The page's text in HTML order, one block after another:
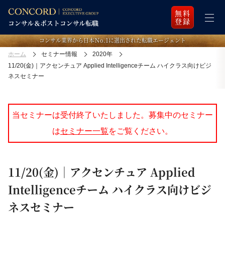
無料
登録
コンサル業界から日本Ｎo.1に選出された転職エージェント
ホーム セミナー情報
2020年
11/20(金)｜アクセンチュア Applied Intelligenceチーム ハイクラス向けビジ
ネスセミナー
当セミナーは受付終了いたしました。募集中のセミナー
はセミナー一覧をご覧ください。
11/20(金)｜アクセンチュア Applied
Intelligenceチーム ハイクラス向けビジ
ネスセミナー